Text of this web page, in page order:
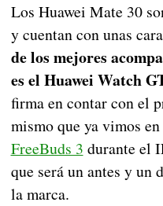
Los Huawei Mate 30
y cuentan con unas
de los mejores
es el Huawei Watch
firma en contar con el
mismo que ya vimos
FreeBuds 3 durante el
que será un antes y un
la marca.